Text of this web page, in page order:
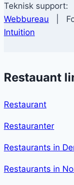
Teknisk support:
Webbureau |
Intuition
Restauant
Restaurant
Restauranter
Restaurants in
Restaurants in